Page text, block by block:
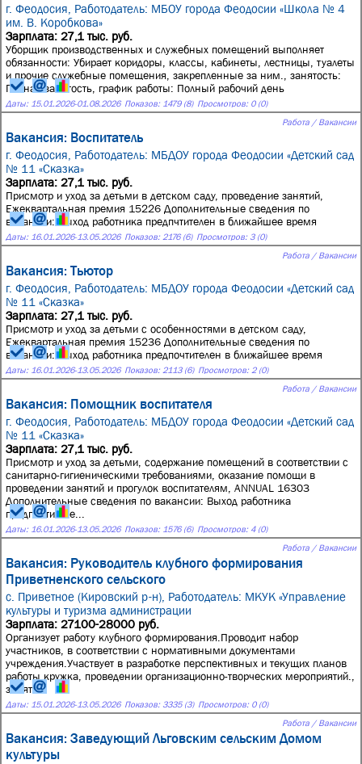
г. Феодосия, Работодатель: МБОУ города Феодосии «Школа № 4
им. В. Коробкова»
Зарплата: 27,1 тыс. руб.
Уборщик производственных и служебных помещений выполняет
обязанности: Убирает коридоры, классы, кабинеты, лестницы, туалеты
и прочие служебные помещения, закрепленные за ним., занятость:
Полная занятость, график работы: Полный рабочий день
Даты: 15.01.2026-01.08.2026 Показов: 1479 (8) Просмотров: 0 (0)
Работа / Вакансии
Вакансия: Воспитатель
г. Феодосия, Работодатель: МБДОУ города Феодосии «Детский сад
№ 11 «Сказка»
Зарплата: 27,1 тыс. руб.
Присмотр и уход за детьми в детском саду, проведение занятий,
Ежеквартальная премия 15226 Дополнительные сведения по
вакансии: Выход работника предпчтителен в ближайшее время
Даты: 16.01.2026-13.05.2026 Показов: 2176 (6) Просмотров: 3 (0)
Работа / Вакансии
Вакансия: Тьютор
г. Феодосия, Работодатель: МБДОУ города Феодосии «Детский сад
№ 11 «Сказка»
Зарплата: 27,1 тыс. руб.
Присмотр и уход за детьми с особенностями в детском саду,
Ежеквартальная премия 15236 Дополнительные сведения по
вакансии: Выход работника предпочтителен в ближайшее время
Даты: 16.01.2026-13.05.2026 Показов: 2113 (6) Просмотров: 2 (0)
Работа / Вакансии
Вакансия: Помощник воспитателя
г. Феодосия, Работодатель: МБДОУ города Феодосии «Детский сад
№ 11 «Сказка»
Зарплата: 27,1 тыс. руб.
Присмотр и уход за детьми, содержание помещений в соответствии с
санитарно-гигиеническими требованиями, оказание помощи в
проведении занятий и прогулок воспитателям, ANNUAL 16303
Дополнительные сведения по вакансии: Выход работника
предпочтителе...
Даты: 16.01.2026-13.05.2026 Показов: 1576 (6) Просмотров: 4 (0)
Работа / Вакансии
Вакансия: Руководитель клубного формирования
Приветненского сельского
с. Приветное (Кировский р-н), Работодатель: МКУК «Управление
культуры и туризма администрации
Зарплата: 27100-28000 руб.
Организует работу клубного формирования.Проводит набор
участников, в соответствии с нормативными документами
учреждения.Участвует в разработке перспективных и текущих планов
работы кружка, проведении организационно-творческих мероприятий.,
занят...
Даты: 15.01.2026-13.05.2026 Показов: 3335 (3) Просмотров: 0 (0)
Работа / Вакансии
Вакансия: Заведующий Льговским сельским Домом
культуры